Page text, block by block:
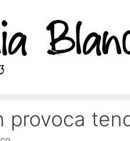
provoca